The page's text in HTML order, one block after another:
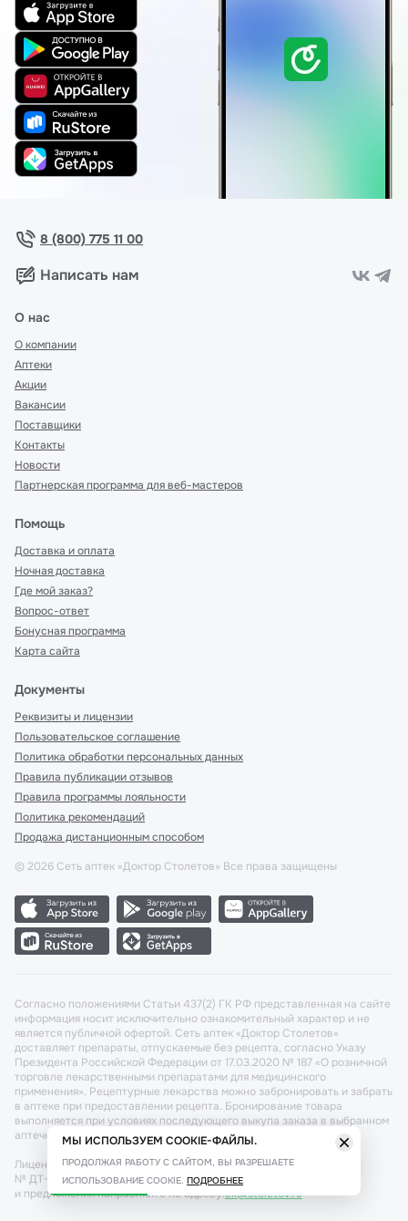
8 (800) 775 11 00
Написать нам
О нас
О компании
Аптеки
Акции
Вакансии
Поставщики
Контакты
Новости
Партнерская программа для веб-мастеров
Помощь
Доставка и оплата
Ночная доставка
Где мой заказ?
Вопрос-ответ
Бонусная программа
Карта сайта
Документы
Реквизиты и лицензии
Пользовательское соглашение
Политика обработки персональных данных
Правила публикации отзывов
Правила программы лояльности
Политика рекомендаций
Продажа дистанционным способом
© 2026 Сеть аптек «Доктор Столетов» Все права защищены
Согласно положениями Статьи 437(2) ГК РФ представленная на сайте
информация носит исключительно ознакомительный характер и не
является публичной офертой. Сеть аптек «Доктор Столетов»
доставляет препараты, отпускаемые без рецепта, согласно Указу
Президента Российской Федерации от 17.03.2020 № 187 «О розничной
торговле лекарственными препаратами для медицинского
применения». Рецептурные лекарства можно забронировать и забрать
в аптеке при предоставлении рецепта. Бронирование товара
выполняется при условиях последующего выкупа заказа в выбранном
аптечном пункте.
Лицензия №: ЛО-77-02-011340 от 22 декабря 2020г. Разрешение
№ ДТ-77-000421 от 25.10.2021 г. Вопросы по заказам, претензии
и предложения направляйте по адресу:cx@stoletov.ru
МЫ ИСПОЛЬЗУЕМ COOKIE-ФАЙЛЫ.
ПРОДОЛЖАЯ РАБОТУ С САЙТОМ, ВЫ РАЗРЕШАЕТЕ
ИСПОЛЬЗОВАНИЕ COOKIE. ПОДРОБНЕЕ